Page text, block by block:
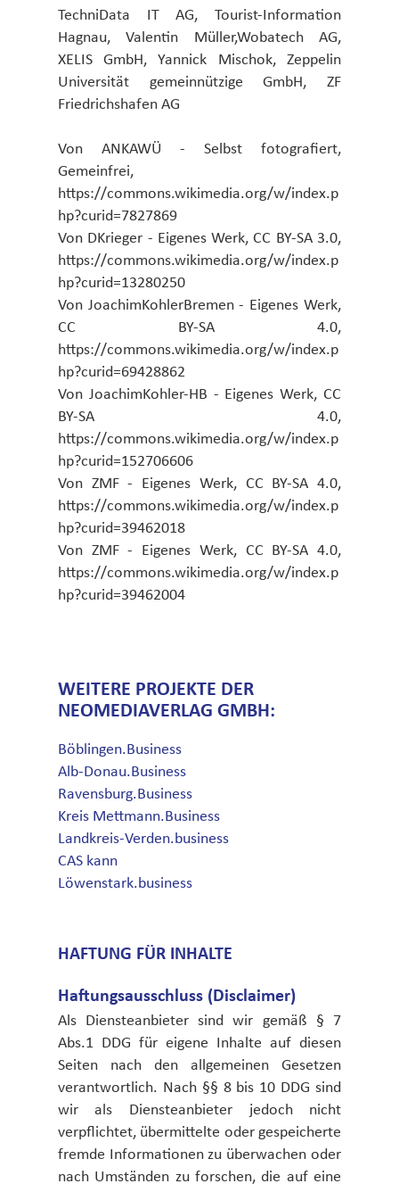
TechniData IT AG, Tourist-Information
Hagnau, Valentin Müller,Wobatech AG,
XELIS GmbH, Yannick Mischok, Zeppelin
Universität gemeinnützige GmbH, ZF
Friedrichshafen AG
Von ANKAWÜ - Selbst fotografiert,
Gemeinfrei,
https://commons.wikimedia.org/w/index.p
hp?curid=7827869
Von DKrieger - Eigenes Werk, CC BY-SA 3.0,
https://commons.wikimedia.org/w/index.p
hp?curid=13280250
Von JoachimKohlerBremen - Eigenes Werk,
CC BY-SA 4.0,
https://commons.wikimedia.org/w/index.p
hp?curid=69428862
Von JoachimKohler-HB - Eigenes Werk, CC
BY-SA 4.0,
https://commons.wikimedia.org/w/index.p
hp?curid=152706606
Von ZMF - Eigenes Werk, CC BY-SA 4.0,
https://commons.wikimedia.org/w/index.p
hp?curid=39462018
Von ZMF - Eigenes Werk, CC BY-SA 4.0,
https://commons.wikimedia.org/w/index.p
hp?curid=39462004
WEITERE PROJEKTE DER
NEOMEDIAVERLAG GMBH:
Böblingen.Business
Alb-Donau.Business
Ravensburg.Business
Kreis Mettmann.Business
Landkreis-Verden.business
CAS kann
Löwenstark.business
HAFTUNG FÜR INHALTE
Haftungs­ausschluss (Disclaimer)
Als Diensteanbieter sind wir gemäß § 7
Abs.1 DDG für eigene Inhalte auf diesen
Seiten nach den allgemeinen Gesetzen
verantwortlich. Nach §§ 8 bis 10 DDG sind
wir als Diensteanbieter jedoch nicht
verpflichtet, übermittelte oder gespeicherte
fremde Informationen zu überwachen oder
nach Umständen zu forschen, die auf eine